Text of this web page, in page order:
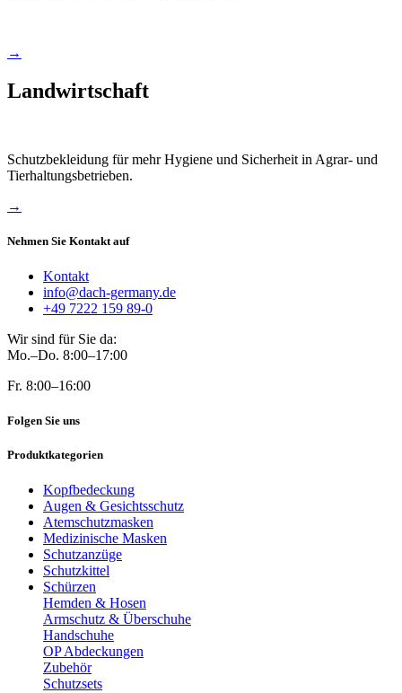
→
Landwirtschaft
Schutzbekleidung für mehr Hygiene und Sicherheit in Agrar- und
Tierhaltungsbetrieben.
→
Nehmen Sie Kontakt auf
Kontakt
info@dach-germany.de
+49 7222 159 89-0
Wir sind für Sie da:
Mo.–Do. 8:00–17:00
Fr. 8:00–16:00
Folgen Sie uns
Produktkategorien
Kopfbedeckung
Augen & Gesichtsschutz
Atemschutzmasken
Medizinische Masken
Schutzanzüge
Schutzkittel
Schürzen
Hemden & Hosen
Armschutz & Überschuhe
Handschuhe
OP Abdeckungen
Zubehör
Schutzsets